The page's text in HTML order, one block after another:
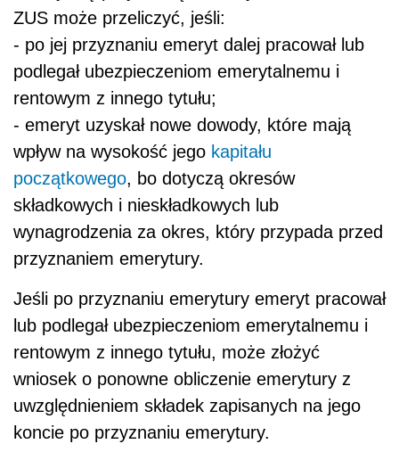
ZUS może przeliczyć, jeśli:
- po jej przyznaniu emeryt dalej pracował lub
podlegał ubezpieczeniom emerytalnemu i
rentowym z innego tytułu;
- emeryt uzyskał nowe dowody, które mają
wpływ na wysokość jego kapitału
początkowego, bo dotyczą okresów
składkowych i nieskładkowych lub
wynagrodzenia za okres, który przypada przed
przyznaniem emerytury.
Jeśli po przyznaniu emerytury emeryt pracował
lub podlegał ubezpieczeniom emerytalnemu i
rentowym z innego tytułu, może złożyć
wniosek o ponowne obliczenie emerytury z
uwzględnieniem składek zapisanych na jego
koncie po przyznaniu emerytury.